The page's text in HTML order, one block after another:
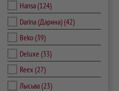
Hansa(124)
Darina (Дарина)(42)
Beko(39)
Deluxe (33)
Reex (27)
Лысьва(23)